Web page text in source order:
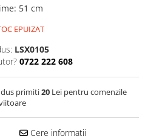
: 51 cm
EPUIZAT
LSX0105
0722 222 608
primiti20Lei pentru comenzile
Cere informatii